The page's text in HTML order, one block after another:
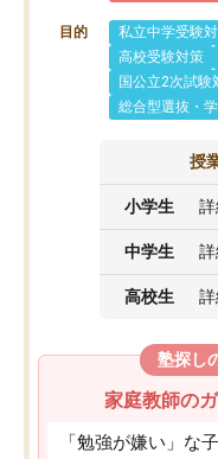
目的 私立中学受験
高校受験対策
国公立2次試験
総合型選抜・
授
小学生
中学生
高校生
塾探し
家庭教師の
「勉強が嫌い」な